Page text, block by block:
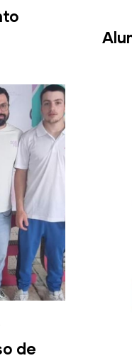
de